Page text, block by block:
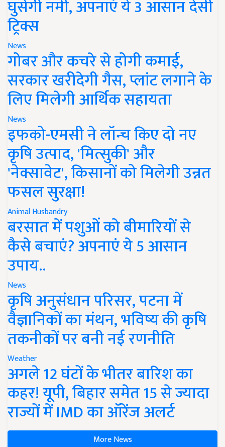
घुसेगी नमी, अपनाएं ये 3 आसान देसी
ट्रिक्स
News
गोबर और कचरे से होगी कमाई,
सरकार खरीदेगी गैस, प्लांट लगाने के
लिए मिलेगी आर्थिक सहायता
News
इफको-एमसी ने लॉन्च किए दो नए
कृषि उत्पाद, 'मित्सुकी' और
'नेक्सावेट', किसानों को मिलेगी उन्नत
फसल सुरक्षा!
Animal Husbandry
बरसात में पशुओं को बीमारियों से
कैसे बचाएं? अपनाएं ये 5 आसान
उपाय..
News
कृषि अनुसंधान परिसर, पटना में
वैज्ञानिकों का मंथन, भविष्य की कृषि
तकनीकों पर बनी नई रणनीति
Weather
अगले 12 घंटों के भीतर बारिश का
कहर! यूपी, बिहार समेत 15 से ज्यादा
राज्यों में IMD का ऑरेंज अलर्ट
More News